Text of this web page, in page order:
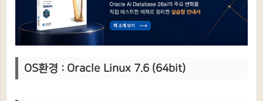
OS환경 : Oracle Linux 7.6 (64bit)